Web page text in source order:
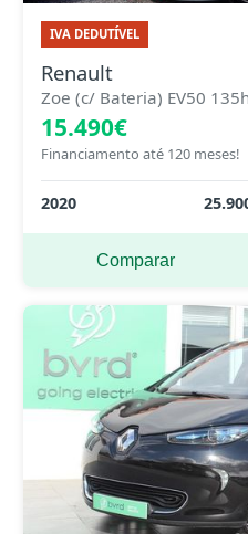
IVA DEDUTÍVEL
Renault
Zoe (c/ Bateria) EV50
15.490€
Financiamento até 120 meses!
2020
Comparar